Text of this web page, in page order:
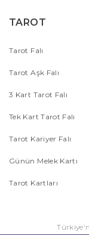
TAROT
Tarot Falı
Tarot Aşk Falı
3 Kart Tarot Falı
Tek Kart Tarot Falı
Tarot Kariyer Falı
Günün Melek Kartı
Tarot Kartları